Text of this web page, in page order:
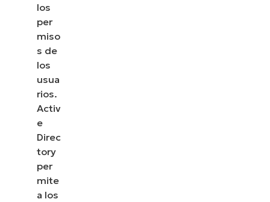
los
per
miso
s de
los
usua
rios.
Activ
e
Direc
tory
per
mite
a los